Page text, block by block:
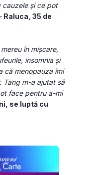
cauzele și ce pot
Raluca, 35 de
în mișcare,
insomnia și
că menopauza îmi
Tang m-a ajutat să
face pentru a-mi
se luptă cu